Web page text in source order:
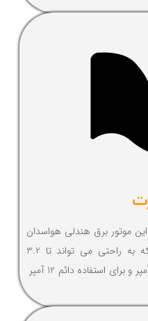
موتور برق هندلی هواسدان
H3500-G، 212 سی سی می باشد که به راحتی می تواند تا 3.2
کیلووات برق تولید کرده و حداکثر 15 آمپر و برای استفاده دائم 12 آمپر